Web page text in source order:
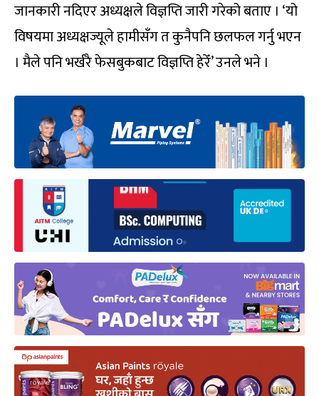
जानकारी नदिएर अध्यक्षले विज्ञप्ति जारी गरेको बताए । ‘यो
विषयमा अध्यक्षज्यूले हामीसँग त कुनैपनि छलफल गर्नु भएन
। मैले पनि भर्खरै फेसबुकबाट विज्ञप्ति हेरेँ’ उनले भने ।